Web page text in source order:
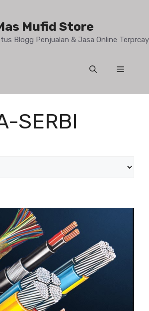
Mufid Store
Blogg Penjualan & Jasa Online
SERBI